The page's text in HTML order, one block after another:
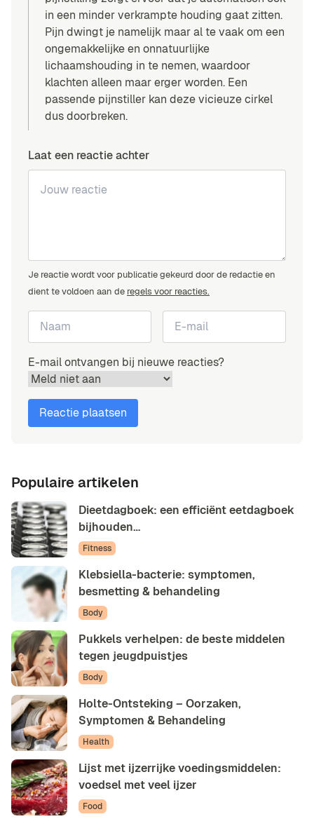
in een minder verkrampte houding gaat zitten.
Pijn dwingt je namelijk maar al te vaak om een
ongemakkelijke en onnatuurlijke
lichaamshouding in te nemen, waardoor
klachten alleen maar erger worden. Een
passende pijnstiller kan deze vicieuze cirkel
dus doorbreken.
Laat een reactie achter
Je reactie wordt voor publicatie gekeurd door de redactie en
dient te voldoen aan de regels voor reacties.
E-mail ontvangen bij nieuwe reacties?
Populaire artikelen
Dieetdagboek: een efficiënt eetdagboek
bijhouden…
Fitness
Klebsiella-bacterie: symptomen,
besmetting & behandeling
Body
Pukkels verhelpen: de beste middelen
tegen jeugdpuistjes
Body
Holte-Ontsteking – Oorzaken,
Symptomen & Behandeling
Health
Lijst met ijzerrijke voedingsmiddelen:
voedsel met veel ijzer
Food